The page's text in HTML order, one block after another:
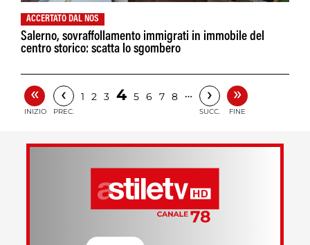
ACCERTATO DAL NOS
Salerno, sovraffollamento immigrati in immobile del
centro storico: scatta lo sgombero
«
INIZIO
‹
PREC.
1 2 3 4 5 6 7 8 … ›
SUCC.
»
FINE